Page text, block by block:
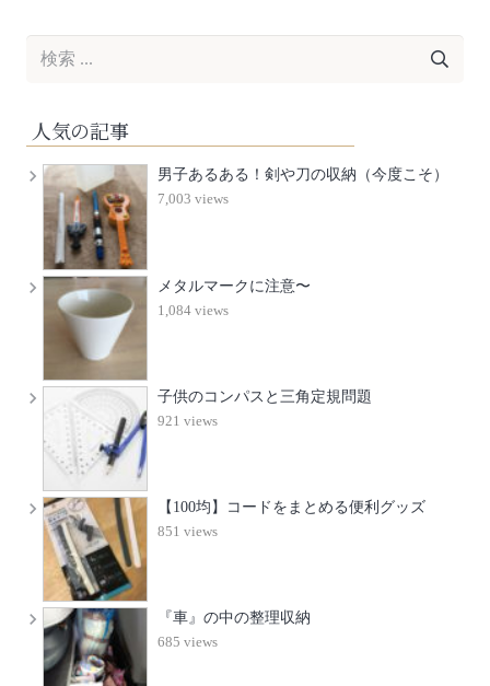
人気の記事
男子あるある！剣や刀の収納（今度こそ）
7,003 views
メタルマークに注意〜
1,084 views
子供のコンパスと三角定規問題
921 views
【100均】コードをまとめる便利グッズ
851 views
『車』の中の整理収納
685 views